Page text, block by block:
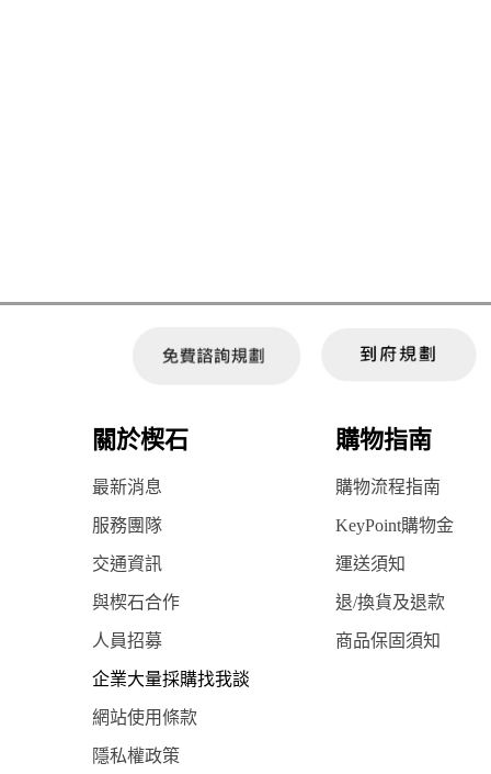
關於楔石 購物指南
最新消息 購物流程指南
服務團隊 KeyPoint購物金
交通資訊 運送須知
與楔石合作 退/換貨及退款
人員招募 商品保固須知
企業大量採購找我談
網站使用條款
隱私權政策